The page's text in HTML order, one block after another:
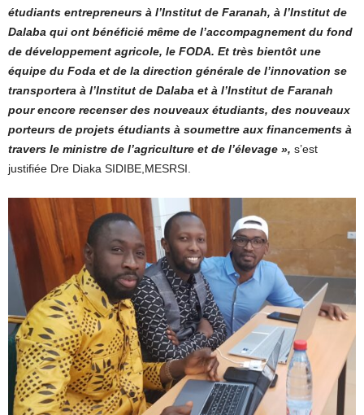
étudiants entrepreneurs à l’Institut de Faranah, à l’Institut de
Dalaba qui ont bénéficié même de l’accompagnement du fond
de développement agricole, le FODA. Et très bientôt une
équipe du Foda et de la direction générale de l’innovation se
transportera à l’Institut de Dalaba et à l’Institut de Faranah
pour encore recenser des nouveaux étudiants, des nouveaux
porteurs de projets étudiants à soumettre aux financements à
travers le ministre de l’agriculture et de l’élevage », s’est
justifiée Dre Diaka SIDIBE,MESRSI.